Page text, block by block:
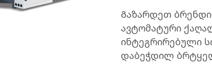
Გაზარდეთ
ავტომატური
ინტეგრირებული
დაბეჭდილ